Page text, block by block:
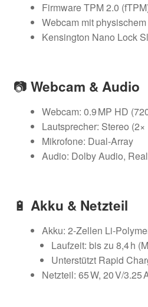
Firmware TPM 2.0
Webcam mit
Kensington Nano Lock
📷 Webcam & Audio
Webcam: 0.9 MP HD
Lautsprecher: Stereo (2×
Mikrofone: Dual-Array
Audio: Dolby Audio,
🔋 Akku & Netzteil
Akku: 2‑Zellen
Laufzeit: bis zu 8,4 h
Unterstützt Rapid
Netzteil: 65 W, 20 V/3.25